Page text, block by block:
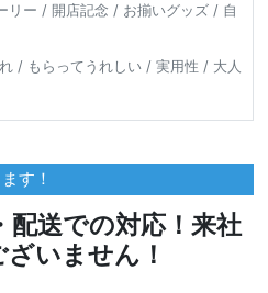
リー / 開店記念 / お揃いグッズ / 自
/ もらってうれしい / 実用性 / 大人
す！
送での対応！来社
いません！